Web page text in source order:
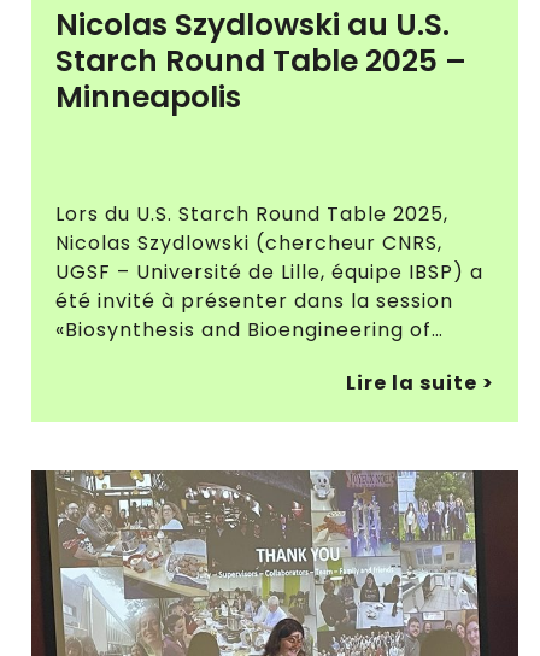
Nicolas Szydlowski au U.S.
Starch Round Table 2025 –
Minneapolis
Lors du U.S. Starch Round Table 2025,
Nicolas Szydlowski (chercheur CNRS,
UGSF – Université de Lille, équipe IBSP) a
été invité à présenter dans la session
«Biosynthesis and Bioengineering of…
Lire la suite >